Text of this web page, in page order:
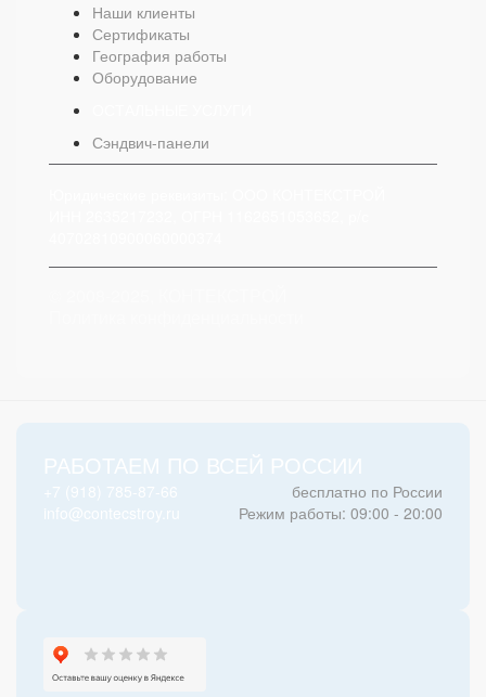
Наши клиенты
Сертификаты
География работы
Оборудование
Сэндвич-панели
РАБОТАЕМ ПО ВСЕЙ РОССИИ
+7 (918) 785-87-66
бесплатно по России
info@contecstroy.ru
Режим работы: 09:00 - 20:00